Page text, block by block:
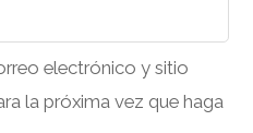
electrónico y sitio
la próxima vez que haga